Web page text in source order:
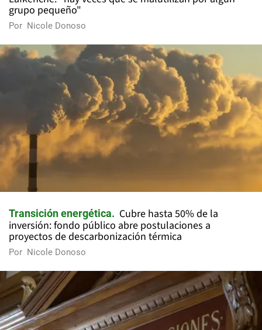
grupo pequeño"
Por Nicole Donoso
Transición energética
Cubre hasta 50% de la
inversión: fondo público abre postulaciones a
proyectos de descarbonización térmica
Por Nicole Donoso